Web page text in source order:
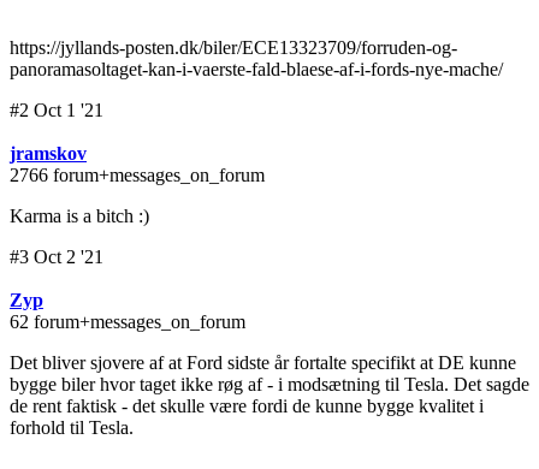
https://jyllands-posten.dk/biler/ECE13323709/forruden-og-
panoramasoltaget-kan-i-vaerste-fald-blaese-af-i-fords-nye-mache/
#2 Oct 1 '21
jramskov
2766 forum+messages_on_forum
Karma is a bitch :)
#3 Oct 2 '21
Zyp
62 forum+messages_on_forum
Det bliver sjovere af at Ford sidste år fortalte specifikt at DE kunne
bygge biler hvor taget ikke røg af - i modsætning til Tesla. Det sagde
de rent faktisk - det skulle være fordi de kunne bygge kvalitet i
forhold til Tesla.